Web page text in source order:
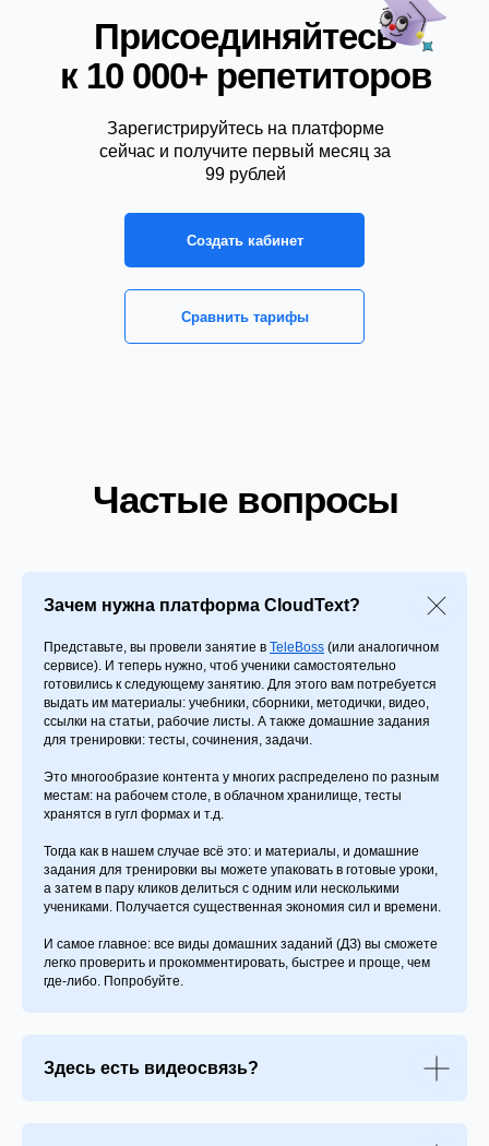
Присоединяйтесь
к 10 000+ репетиторов
Сравнить тарифы
Создать кабинет
Зарегистрируйтесь на платформе
сейчас и получите первый месяц за
99 рублей
Частые вопросы
Зачем нужна платформа CloudText?
Представьте, вы провели занятие в TeleBoss (или аналогичном
сервисе). И теперь нужно, чтоб ученики самостоятельно
готовились к следующему занятию. Для этого вам потребуется
выдать им материалы: учебники, сборники, методички, видео,
ссылки на статьи, рабочие листы. А также домашние задания
для тренировки: тесты, сочинения, задачи.
Это многообразие контента у многих распределено по разным
местам: на рабочем столе, в облачном хранилище, тесты
хранятся в гугл формах и т.д.
Тогда как в нашем случае всё это: и материалы, и домашние
задания для тренировки вы можете упаковать в готовые уроки,
а затем в пару кликов делиться с одним или несколькими
учениками. Получается существенная экономия сил и времени.
И самое главное: все виды домашних заданий (ДЗ) вы сможете
легко проверить и прокомментировать, быстрее и проще, чем
где-либо. Попробуйте.
Здесь есть видеосвязь?